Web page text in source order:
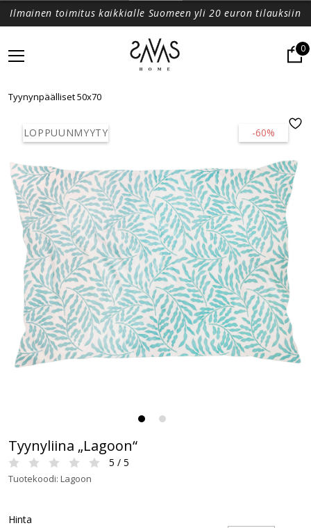
Ilmainen toimitus kaikkialle Suomeen yli 20 euron tilauksiin
0
Tyynynpäälliset 50x70
-60%
LOPPUUNMYYTY
Tyynyliina „Lagoon“
5 / 5
Tuotekoodi: Lagoon
Hinta